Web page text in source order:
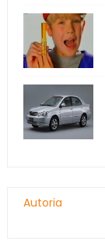
Autoria